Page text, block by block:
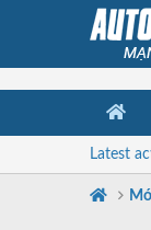
Latest